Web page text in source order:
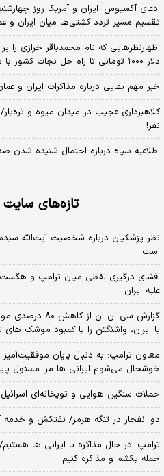
ادعای آکسیوس: ایران و آمریکا روز
تقسیم مسیر تردد کشتی‌ها میان ایران و
اظهارنظرهایی که نام محمدباقر خرازی را
دلار ۱۰۰۰ تومانی تا راه حل نجات کشور با ساخت بمب اتم و شلیک آن!
خبر مهم بقایی درباره مذاکرات ایران و
نفر!
اطلاعیه سپاه درباره احتمال شنیده شدن
تازه‌های
نظر پزشکیان درباره شخصیت آیت‌الله
است
افشای درگیری لفظی میان ترامپ و
علیه ایران
گزارش سی ان ان
با ایران، واشنگتن را با کمبود موشک های
معاون ترامپ: به دنبال پایان
خوشحال می‌شوم ایرانی ها مرا مسئول
حملات سنگین هوایی و توپخانه‌ای
دو انفجار در تنگه هرمز/ نفتکش و
ترامپ: در حال مذاکره با ایرانی ها
حمله بکشم و مذاکره کنیم